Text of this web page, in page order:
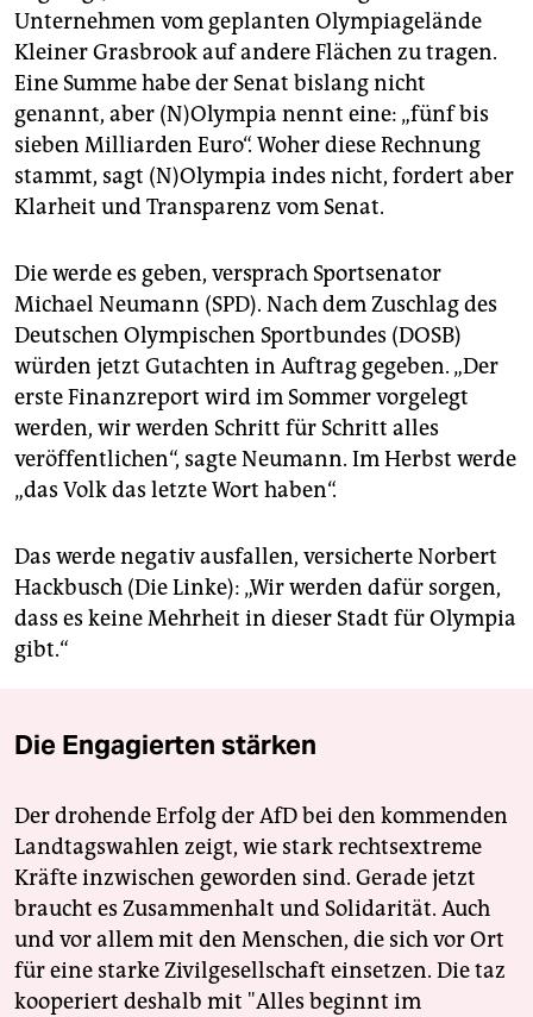
Herbst 2015: Bürgerentscheide in Hamburg und der
Segelstadt.
8. Januar 2016:Abgabe erster
Bewerbungsunterlagen beim IOC.
April/Mai 2016:Das IOC wählt bis zu fünf
Kandidatenstädte aus.
Januar 2017: Bewerber reichen vollständige
Sommer 2017:Das IOC wählt in Lima/Peru die Stadt
für die XXXIII. Olympischen Spiele 2024.
Unternehmen vom geplanten Olympiagelände
Kleiner Grasbrook auf andere Flächen zu tragen.
Eine Summe habe der Senat bislang nicht
genannt, aber (N)Olympia nennt eine: „fünf bis
sieben Milliarden Euro“. Woher diese Rechnung
stammt, sagt (N)Olympia indes nicht, fordert aber
Klarheit und Transparenz vom Senat.
Die werde es geben, versprach Sportsenator
Michael Neumann (SPD). Nach dem Zuschlag des
Deutschen Olympischen Sportbundes (DOSB)
würden jetzt Gutachten in Auftrag gegeben. „Der
erste Finanzreport wird im Sommer vorgelegt
werden, wir werden Schritt für Schritt alles
veröffentlichen“, sagte Neumann. Im Herbst werde
„das Volk das letzte Wort haben“.
Das werde negativ ausfallen, versicherte Norbert
Hackbusch (Die Linke): „Wir werden dafür sorgen,
dass es keine Mehrheit in dieser Stadt für Olympia
gibt.“
Die Engagierten stärken
Der drohende Erfolg der AfD bei den kommenden
Landtagswahlen zeigt, wie stark rechtsextreme
Kräfte inzwischen geworden sind. Gerade jetzt
braucht es Zusammenhalt und Solidarität. Auch
und vor allem mit den Menschen, die sich vor Ort
für eine starke Zivilgesellschaft einsetzen. Die taz
kooperiert deshalb mit "Alles beginnt im